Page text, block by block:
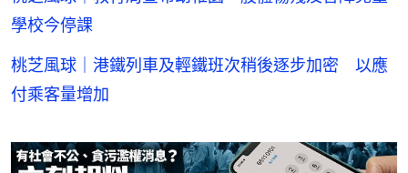
學校今停課
桃芝風球｜港鐵列車及輕鐵班次稍後逐步加密 以應
付乘客量增加